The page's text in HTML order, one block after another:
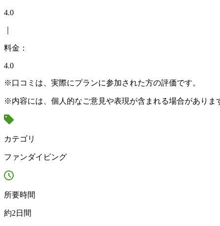
4.0
料金：
4.0
※口コミは、実際にプランに参加された方の評価です。
※内容には、個人的なご意見や表現が含まれる場合がありま
カテゴリ
ファンダイビング
所要時間
約2日間